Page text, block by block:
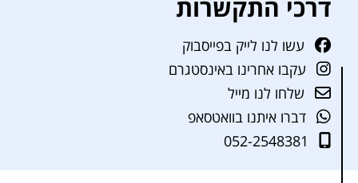
דרכי התקשרות
עשו לנו לייק בפייסבוק
עקבו אחרינו באינסטגרם
שלחו לנו מייל
דברו איתנו בוואטסאפ
052-2548381